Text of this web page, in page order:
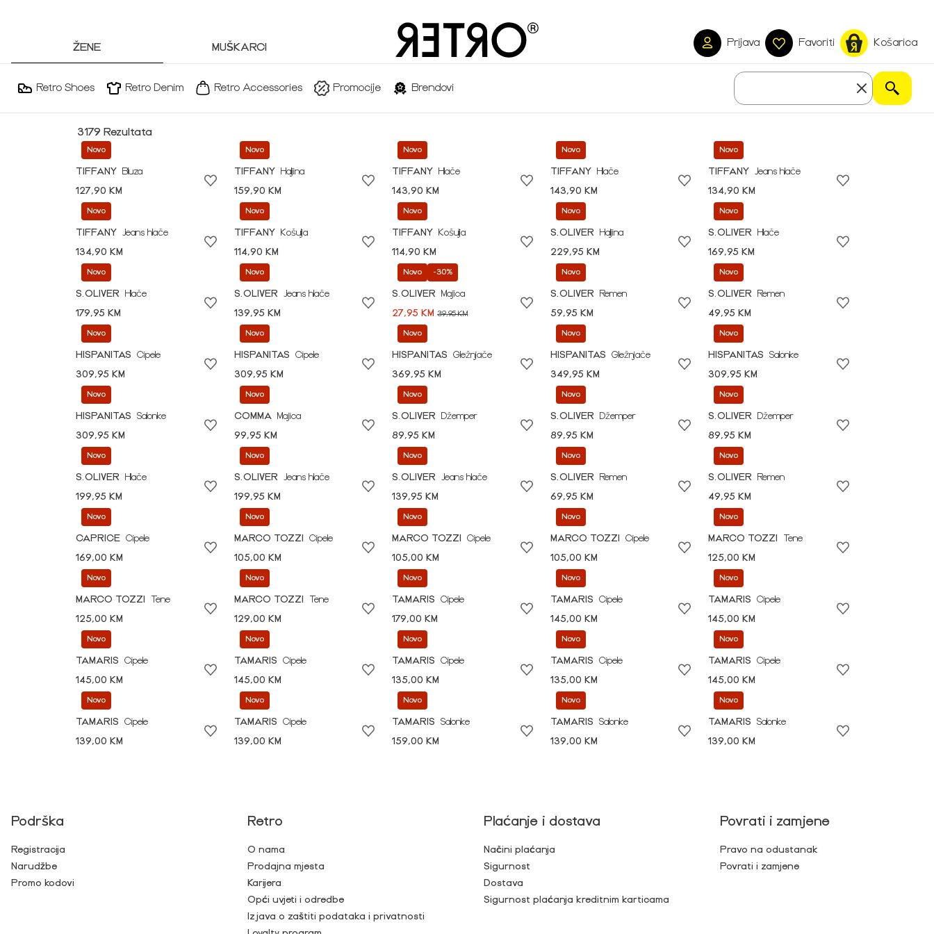
ŽENE MUŠKARCI Prijava Favoriti Košarica
Retro Shoes Retro Denim Retro Accessories Promocije Brendovi
3179 Rezultata
Novo
TIFFANY
Bluza
127,90 KM
Novo
TIFFANY
Haljina
159,90 KM
Novo
TIFFANY
Hlače
143,90 KM
Novo
TIFFANY
Hlače
143,90 KM
Novo
TIFFANY
Jeans hlače
134,90 KM
Novo
TIFFANY
Jeans hlače
134,90 KM
Novo
TIFFANY
Košulja
114,90 KM
Novo
TIFFANY
Košulja
114,90 KM
Novo
S.OLIVER
Haljina
229,95 KM
Novo
S.OLIVER
Hlače
169,95 KM
Novo
S.OLIVER
Hlače
179,95 KM
Novo
S.OLIVER
Jeans hlače
139,95 KM
Novo -30%
S.OLIVER
Majica
27,95 KM39,95 KM
Novo
S.OLIVER
Remen
59,95 KM
Novo
S.OLIVER
Remen
49,95 KM
Novo
HISPANITAS
Cipele
309,95 KM
Novo
HISPANITAS
Cipele
309,95 KM
Novo
HISPANITAS
Gležnjače
369,95 KM
Novo
HISPANITAS
Gležnjače
349,95 KM
Novo
HISPANITAS
Salonke
309,95 KM
Novo
HISPANITAS
Salonke
309,95 KM
Novo
COMMA
Majica
99,95 KM
Novo
S.OLIVER
Džemper
89,95 KM
Novo
S.OLIVER
Džemper
89,95 KM
Novo
S.OLIVER
Džemper
89,95 KM
Novo
S.OLIVER
Hlače
199,95 KM
Novo
S.OLIVER
Jeans hlače
199,95 KM
Novo
S.OLIVER
Jeans hlače
139,95 KM
Novo
S.OLIVER
Remen
69,95 KM
Novo
S.OLIVER
Remen
49,95 KM
Novo
CAPRICE Cipele
169,00 KM
Novo
MARCO TOZZI
Cipele
105,00 KM
Novo
MARCO TOZZI
Cipele
105,00 KM
Novo
MARCO TOZZI
Cipele
105,00 KM
Novo
MARCO TOZZI
Tene
125,00 KM
Novo
MARCO TOZZI
Tene
125,00 KM
Novo
MARCO TOZZI
Tene
129,00 KM
Novo
TAMARIS
Cipele
179,00 KM
Novo
TAMARIS
Cipele
145,00 KM
Novo
TAMARIS
Cipele
145,00 KM
Novo
TAMARIS
Cipele
145,00 KM
Novo
TAMARIS
Cipele
145,00 KM
Novo
TAMARIS
Cipele
135,00 KM
Novo
TAMARIS
Cipele
135,00 KM
Novo
TAMARIS
Cipele
145,00 KM
Novo
TAMARIS
Cipele
139,00 KM
Novo
TAMARIS
Cipele
139,00 KM
Novo
TAMARIS
Salonke
159,00 KM
Novo
TAMARIS
Salonke
139,00 KM
Novo
TAMARIS
Salonke
139,00 KM
Podrška
Registracija
Narudžbe
Promo kodovi
Retro
O nama
Prodajna mjesta
Karijera
Opći uvjeti i odredbe
Izjava o zaštiti podataka i privatnosti
Plaćanje i dostava
Načini plaćanja
Sigurnost
Dostava
Sigurnost plaćanja kreditnim karticama
Povrati i zamjene
Pravo na odustanak
Povrati i zamjene